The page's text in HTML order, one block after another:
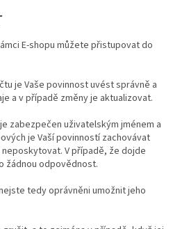
E-shopu můžete přistupovat do
je Vaše povinnost uvést správně a
a v případě změny je aktualizovat.
zabezpečen uživatelským jménem a
je Vaší povinností zachovávat
V případě, že dojde
žádnou odpovědnost.
tedy oprávněni umožnit jeho